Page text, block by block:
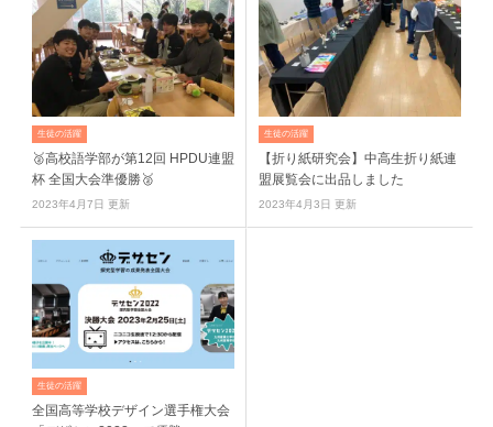
生徒の活躍
🥈高校語学部が第12回 HPDU連盟
杯 全国大会準優勝🥈
2023年4月7日 更新
生徒の活躍
【折り紙研究会】中高生折り紙連
盟展覧会に出品しました
2023年4月3日 更新
生徒の活躍
全国高等学校デザイン選手権大会